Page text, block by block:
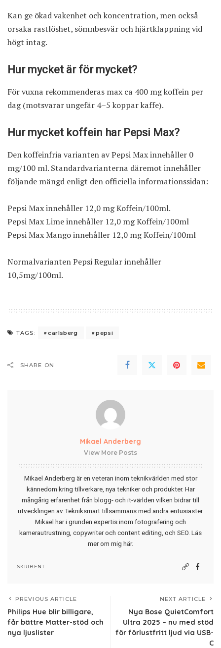
Kan ge ökad vakenhet och koncentration, men också
orsaka rastlöshet, sömnbesvär och hjärtklappning vid
högt intag.
Hur mycket är för mycket?
För vuxna rekommenderas max ca 400 mg koffein per
dag (motsvarar ungefär 4–5 koppar kaffe).
Hur mycket koffein har Pepsi Max?
Den koffeinfria varianten av Pepsi Max innehåller 0
mg/100 ml. Standardvarianterna däremot innehåller
följande mängd enligt den officiella informationssidan:
Pepsi Max innehåller 12,0 mg Koffein/100ml.
Pepsi Max Lime innehåller 12,0 mg Koffein/100ml
Pepsi Max Mango innehåller 12,0 mg Koffein/100ml
Normalvarianten Pepsi Regular innehåller
10,5mg/100ml.
TAGS: carlsberg pepsi
SHARE ON
Mikael Anderberg
View More Posts
Mikael Anderberg är en veteran inom teknikvärlden med stor
kännedom kring tillverkare, nya tekniker och produkter. Har
mångårig erfarenhet från blogg- och it-världen vilken bidrar till
utvecklingen av Tekniksmart tillsammans med andra entusiaster.
Mikael har i grunden expertis inom fotografering och
kamerautrustning, copywriter och content editing, och SEO. Läs
mer om mig här.
SKRIBENT
PREVIOUS ARTICLE
Philips Hue blir billigare,
får bättre Matter-stöd och
nya ljuslister
NEXT ARTICLE
Nya Bose QuietComfort
Ultra 2025 – nu med stöd
för förlustfritt ljud via USB-
C